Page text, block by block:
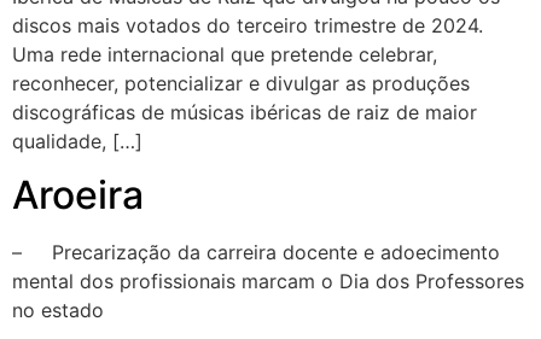
discos mais votados do terceiro trimestre de 2024.
Uma rede internacional que pretende celebrar,
reconhecer, potencializar e divulgar as produções
discográficas de músicas ibéricas de raiz de maior
qualidade, […]
Aroeira
– Precarização da carreira docente e adoecimento
mental dos profissionais marcam o Dia dos Professores
no estado